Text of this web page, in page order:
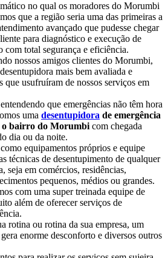
no qual os moradores do Morumbi
que a região seria uma das primeiras a
avançado que pudesse chegar
para diagnóstico e execução de
com total segurança e eficiência.
nossos amigos clientes do Morumbi,
mais bem avaliada e
que usufruíram de nossos serviços em
que emergências não têm hora
uma desentupidora de emergência
o bairro do Morumbi com chegada
dia ou da noite.
equipamentos próprios e equipe
técnicas de desentupimento de qualquer
seja em comércios, residências,
pequenos, médios ou grandes.
com uma super treinada equipe de
além de oferecer serviços de
rotina ou rotina da sua empresa, um
enorme desconforto e diversos outros